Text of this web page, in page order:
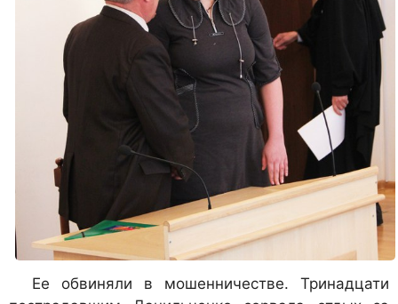
Ее обвиняли в мошенничестве. Тринадцати